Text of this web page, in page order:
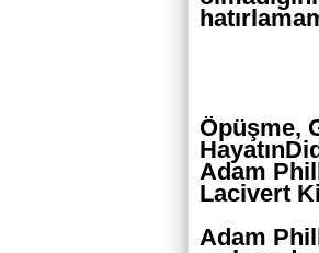
Öpüşme,
Adam
Lacivert
Adam